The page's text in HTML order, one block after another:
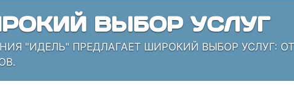
МАСТЕРА ИСПОЛЬЗУЮТ СОВРЕМЕННЫЕ
СПЕЦИАЛИСТЫ, КОТОРЫЕ ЗНАЮТ СВОЁ